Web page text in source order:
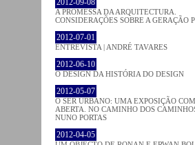
2012-09-08
A PROMESSA DA ARQUITECTURA.
CONSIDERAÇÕES SOBRE A GERAÇÃO
2012-07-01
ENTREVISTA | ANDRÉ TAVARES
2012-06-10
O DESIGN DA HISTÓRIA DO DESIGN
2012-05-07
O SER URBANO: UMA EXPOSIÇÃO
ABERTA. NO CAMINHO DOS
NUNO PORTAS
2012-04-05